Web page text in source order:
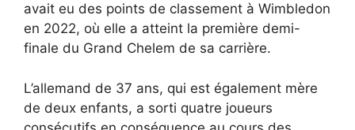
avait eu des points de classement à Wimbledon
en 2022, où elle a atteint la première demi-
finale du Grand Chelem de sa carrière.
L’allemand de 37 ans, qui est également mère
de deux enfants, a sorti quatre joueurs